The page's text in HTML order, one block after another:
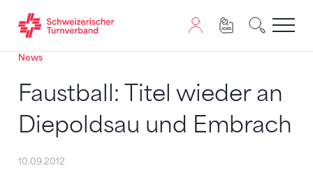
Zum Inhalt springen
Zur Sitemap navigieren
Zum Navigieren dieser Seite wird JavaScript benötigt.
News
Faustball: Titel wieder an
Diepoldsau und Embrach
10.09.2012